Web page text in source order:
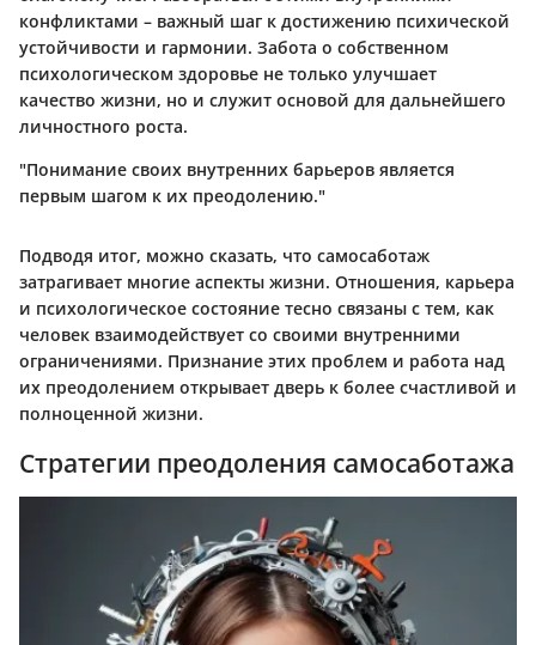
конфликтами – важный шаг к достижению психической
устойчивости и гармонии. Забота о собственном
психологическом здоровье не только улучшает
качество жизни, но и служит основой для дальнейшего
личностного роста.
"Понимание своих внутренних барьеров является
первым шагом к их преодолению."
Подводя итог, можно сказать, что самосаботаж
затрагивает многие аспекты жизни. Отношения, карьера
и психологическое состояние тесно связаны с тем, как
человек взаимодействует со своими внутренними
ограничениями. Признание этих проблем и работа над
их преодолением открывает дверь к более счастливой и
полноценной жизни.
Стратегии преодоления самосаботажа